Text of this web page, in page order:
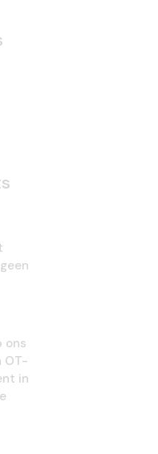
ons
OT-
in